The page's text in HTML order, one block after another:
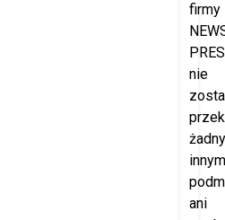
firmy
nie
innym
ani